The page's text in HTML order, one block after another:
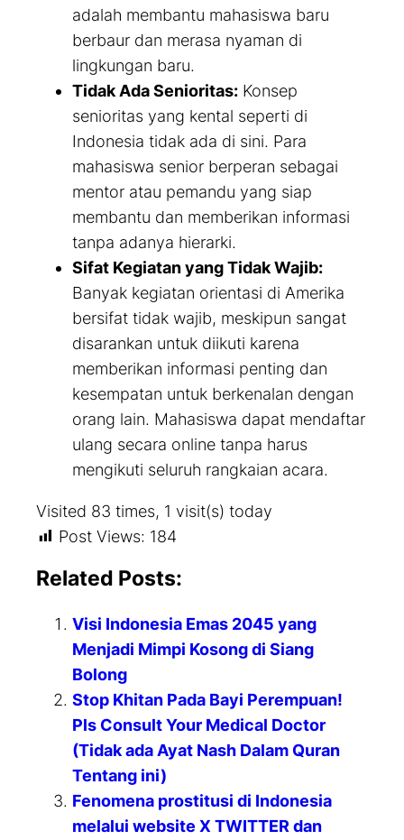
adalah membantu mahasiswa baru
berbaur dan merasa nyaman di
lingkungan baru.
Tidak Ada Senioritas: Konsep
senioritas yang kental seperti di
Indonesia tidak ada di sini. Para
mahasiswa senior berperan sebagai
mentor atau pemandu yang siap
membantu dan memberikan informasi
tanpa adanya hierarki.
Sifat Kegiatan yang Tidak Wajib:
Banyak kegiatan orientasi di Amerika
bersifat tidak wajib, meskipun sangat
disarankan untuk diikuti karena
memberikan informasi penting dan
kesempatan untuk berkenalan dengan
orang lain. Mahasiswa dapat mendaftar
ulang secara online tanpa harus
mengikuti seluruh rangkaian acara.
Visited 83 times, 1 visit(s) today
Post Views: 184
Related Posts:
Visi Indonesia Emas 2045 yang
Menjadi Mimpi Kosong di Siang
Bolong
Stop Khitan Pada Bayi Perempuan!
Pls Consult Your Medical Doctor
(Tidak ada Ayat Nash Dalam Quran
Tentang ini)
Fenomena prostitusi di Indonesia
melalui website X TWITTER dan